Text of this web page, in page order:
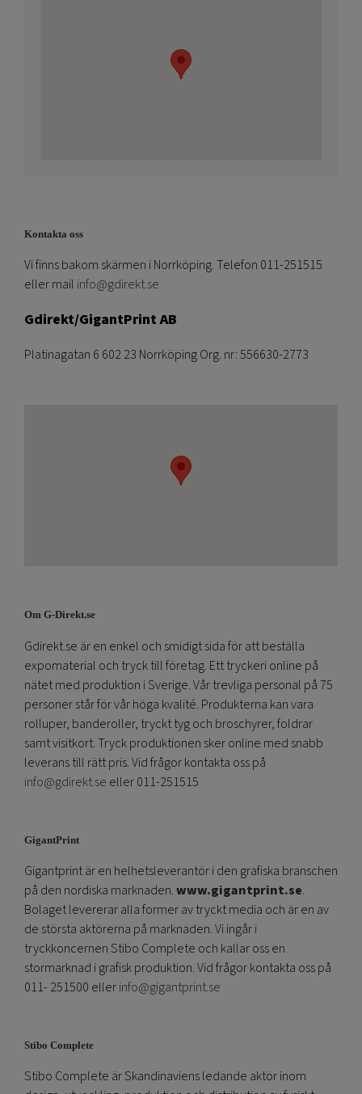
Kontakta oss
Vi finns bakom skärmen i Norrköping. Telefon 011-251515
eller mail info@gdirekt.se
Gdirekt/GigantPrint AB
Platinagatan 6 602 23 Norrköping Org. nr: 556630-2773
Om G-Direkt.se
Gdirekt.se är en enkel och smidigt sida för att beställa
expomaterial och tryck till företag. Ett tryckeri online på
nätet med produktion i Sverige. Vår trevliga personal på 75
personer står för vår höga kvalité. Produkterna kan vara
rolluper, banderoller, tryckt tyg och broschyrer, foldrar
samt visitkort. Tryck produktionen sker online med snabb
leverans till rätt pris. Vid frågor kontakta oss på
info@gdirekt.se eller 011-251515
GigantPrint
Gigantprint är en helhetsleverantör i den grafiska branschen
på den nordiska marknaden.www.gigantprint.se.
Bolaget levererar alla former av tryckt media och är en av
de största aktörerna på marknaden. Vi ingår i
tryckkoncernen Stibo Complete och kallar oss en
stormarknad i grafisk produktion. Vid frågor kontakta oss på
011- 251500 ellerinfo@gigantprint.se
Stibo Complete
Stibo Complete är Skandinaviens ledande aktör inom